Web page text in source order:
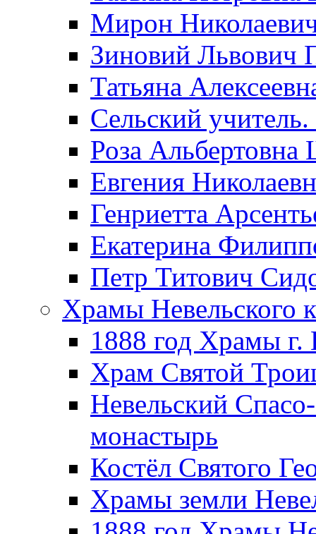
Мирон
Зиновий Львович
Татьяна
Сельский
Роза
Евгения
Генриетта
Екатерина
Петр Титович
Храмы Невельского
1888 год Храмы г.
Храм Святой
Невельский
монастырь
Костёл Святого
Храмы земли